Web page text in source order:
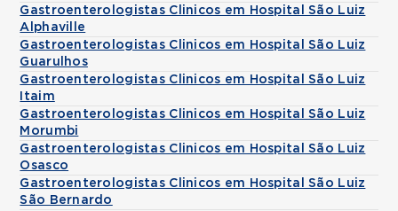
Gastroenterologistas Clinicos em Hospital São Luiz
Alphaville
Gastroenterologistas Clinicos em Hospital São Luiz
Guarulhos
Gastroenterologistas Clinicos em Hospital São Luiz
Itaim
Gastroenterologistas Clinicos em Hospital São Luiz
Morumbi
Gastroenterologistas Clinicos em Hospital São Luiz
Osasco
Gastroenterologistas Clinicos em Hospital São Luiz
São Bernardo